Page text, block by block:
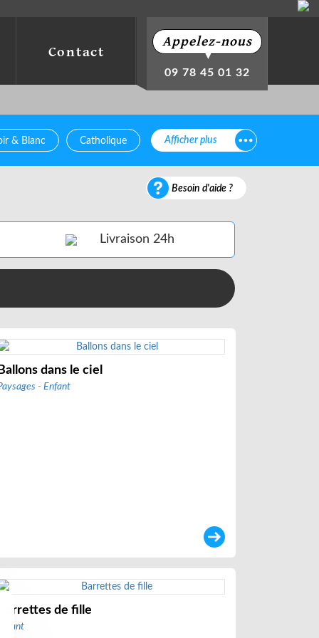
Contact
Appelez-nous
▼
09 78 45 01 32
& Blanc Catholique Afficher plus
Besoin d'aide ?
Livraison 24h
dans le ciel
- Enfant
de fille